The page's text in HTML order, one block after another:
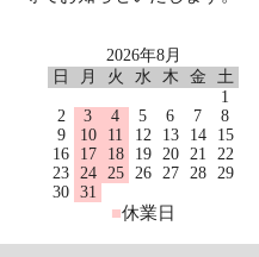
2026年8月
日
月 火 水 木 金
土
1
2
3 4 5 6 7
8
9
10 11 12 13 14
15
16
17 18 19 20 21
22
23 24 25 26 27 28
29
30 31
■休業日